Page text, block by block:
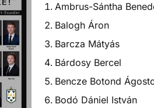
Ambrus-Sántha
Balogh Áron
Barcza Mátyás
Bárdosy Bercel
Bencze Botond
Bodó Dániel István